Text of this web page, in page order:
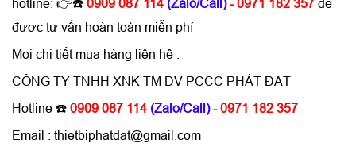
hotline: 👉☎️ 0909 087 114 (Zalo/Call)- 0971 182 357 để
được tư vấn hoàn toàn miễn phí
Mọi chi tiết mua hàng liên hệ :
CÔNG TY TNHH XNK TM DV PCCC PHÁT ĐẠT
Hotline ☎️ 0909 087 114 (Zalo/Call)- 0971 182 357
Email : thietbiphatdat@gmail.com